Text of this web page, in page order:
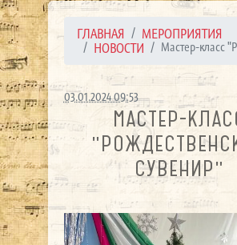
ГЛАВНАЯ
МЕРОПРИЯТИЯ
НОВОСТИ
Мастер-класс
03.01.2024 09:53
МАСТЕР-
СУВЕНИР"